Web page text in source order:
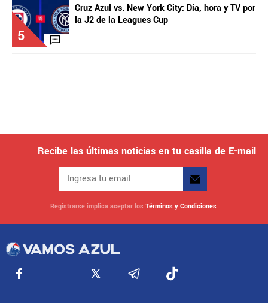
5
Cruz Azul vs. New York City: Día, hora y TV por
la J2 de la Leagues Cup
Recibe las últimas noticias en tu casilla de E-mail
Registrarse implica aceptar los Términos y Condiciones